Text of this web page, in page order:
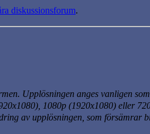
diskussionsforum.
Upplösningen anges vanligen
, 1080p (1920x1080) eller
av upplösningen, som försämrar